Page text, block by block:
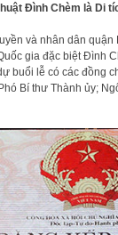
Đình Chèm là Di
và nhân dân
gia đặc biệt Đình
buổi lễ có các đồng
Bí thư Thành ủy;